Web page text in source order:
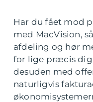
Har du fået mod
med MacVision,
afdeling og hør
for lige præcis
desuden med
naturligvis